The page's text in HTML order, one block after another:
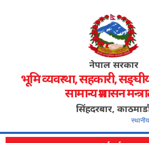
नेपाल सरकार
भूमि व्यवस्था, सहकारी,
सामान्य प्रशासन
सिंहदरबार,